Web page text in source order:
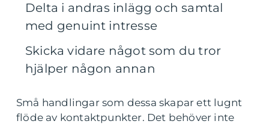
Delta i andras inlägg och samtal
med genuint intresse
Skicka vidare något som du tror
hjälper någon annan
Små handlingar som dessa skapar ett lugnt
flöde av kontaktpunkter. Det behöver inte